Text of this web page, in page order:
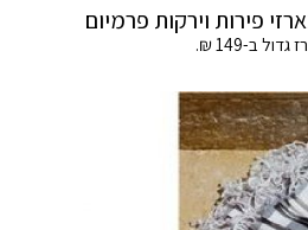
פירות וירקות פרמיום